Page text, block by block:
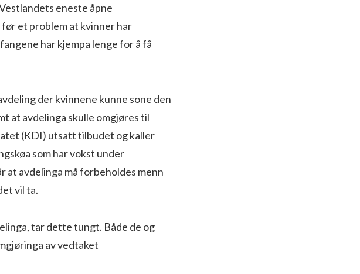
eneste åpne
et problem at kvinner har
har kjempa lenge for å få
der kvinnene kunne sone den
at avdelinga skulle omgjøres til
(KDI) utsatt tilbudet og kaller
som har vokst under
at avdelinga må forbeholdes menn
vil ta.
tar dette tungt. Både de og
av vedtaket